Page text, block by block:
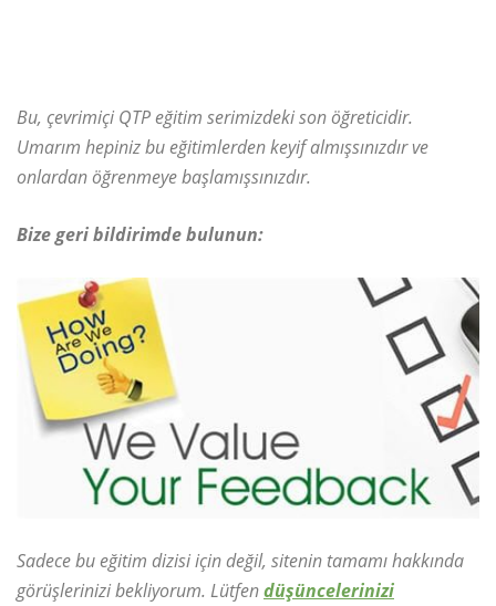
Bu, çevrimiçi QTP eğitim serimizdeki son öğreticidir.
Umarım hepiniz bu eğitimlerden keyif almışsınızdır ve
onlardan öğrenmeye başlamışsınızdır.
Bize geri bildirimde bulunun:
Sadece bu eğitim dizisi için değil, sitenin tamamı hakkında
görüşlerinizi bekliyorum. Lütfendüşüncelerinizi